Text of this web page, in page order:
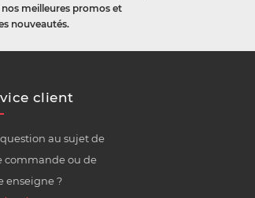
nos meilleures promos et
nouveautés.
client
au sujet de
commande ou de
enseigne ?